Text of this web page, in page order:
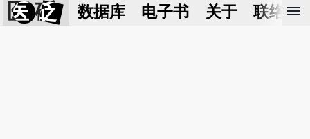
医 砭 数据库 电子书 关于 联络我
menu